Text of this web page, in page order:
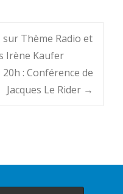
Thème Radio et
Irène Kaufer
: Conférence de
Jacques Le Rider →